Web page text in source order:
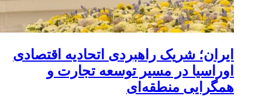
ایران؛ شریک راهبردی اتحادیه اقتصادی
اوراسیا در مسیر توسعه تجارت و
همگرایی منطقه‌ای